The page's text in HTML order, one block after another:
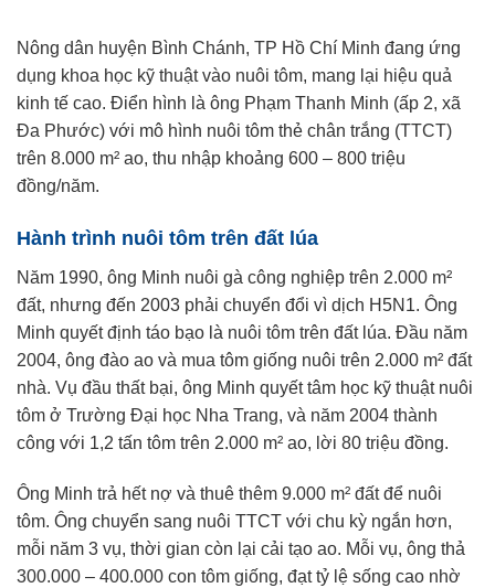
Nông dân huyện Bình Chánh, TP Hồ Chí Minh đang ứng
dụng khoa học kỹ thuật vào nuôi tôm, mang lại hiệu quả
kinh tế cao. Điển hình là ông Phạm Thanh Minh (ấp 2, xã
Đa Phước) với mô hình nuôi tôm thẻ chân trắng (TTCT)
trên 8.000 m² ao, thu nhập khoảng 600 – 800 triệu
đồng/năm.
Hành trình nuôi tôm trên đất lúa
Năm 1990, ông Minh nuôi gà công nghiệp trên 2.000 m²
đất, nhưng đến 2003 phải chuyển đổi vì dịch H5N1. Ông
Minh quyết định táo bạo là nuôi tôm trên đất lúa. Đầu năm
2004, ông đào ao và mua tôm giống nuôi trên 2.000 m² đất
nhà. Vụ đầu thất bại, ông Minh quyết tâm học kỹ thuật nuôi
tôm ở Trường Đại học Nha Trang, và năm 2004 thành
công với 1,2 tấn tôm trên 2.000 m² ao, lời 80 triệu đồng.
Ông Minh trả hết nợ và thuê thêm 9.000 m² đất để nuôi
tôm. Ông chuyển sang nuôi TTCT với chu kỳ ngắn hơn,
mỗi năm 3 vụ, thời gian còn lại cải tạo ao. Mỗi vụ, ông thả
300.000 – 400.000 con tôm giống, đạt tỷ lệ sống cao nhờ